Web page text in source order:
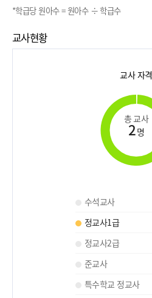
*학급당 원아수 = 원아수 ÷ 학급수
교사현황
교사 자격
총 교사
2명
수석교사
정교사1급
정교사2급
준교사
특수학교 정교사